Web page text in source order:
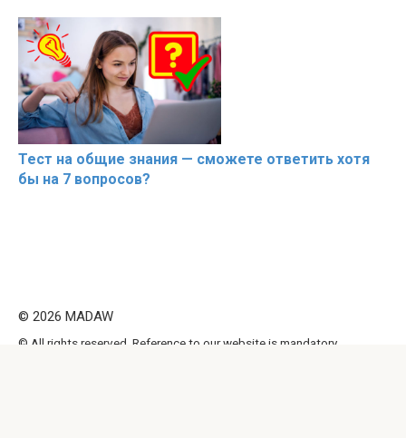
Тест на общие знания — сможете ответить хотя
бы на 7 вопросов?
© 2026 MADAW
© All rights reserved. Reference to our website is mandatory